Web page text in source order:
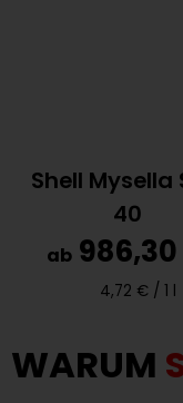
Shell Mysella
40
ab
4,72 € / 1 l
WARUM